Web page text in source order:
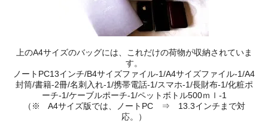
上のA4サイズのバッグには、これだけの荷物が収納されていま
す。
ノートPC13インチ/B4サイズファイル-1/A4サイズファイル-1/A4
封筒/書籍-2冊/名刺入れ-1/携帯電話-1/スマホ-1/長財布‐1/化粧ポ
ーチ-1/ケーブルポーチ-1/ペットボトル500ｍｌ-1
（※ A4サイズ版では、ノートPC ⇒ 13.3インチまで対
応。）